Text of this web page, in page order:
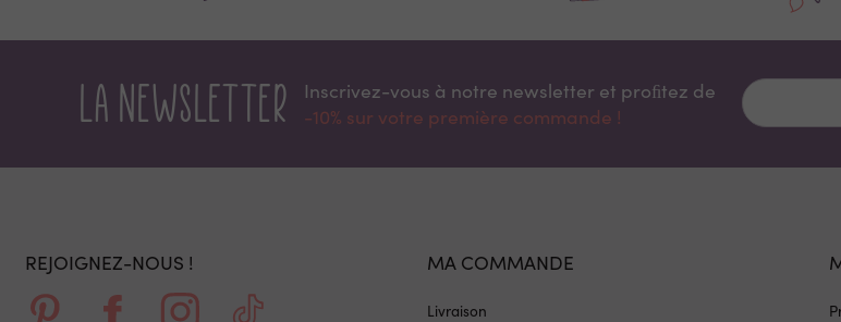
La newsletter
Inscrivez-vous à notre newsletter et proﬁtez de
-10% sur votre première commande !
REJOIGNEZ-NOUS ! MA COMMANDE
Livraison